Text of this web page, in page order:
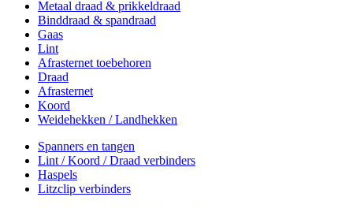
Metaal draad & prikkeldraad
Binddraad & spandraad
Gaas
Lint
Afrasternet toebehoren
Draad
Afrasternet
Koord
Weidehekken / Landhekken
Spanners en tangen
Lint / Koord / Draad verbinders
Haspels
Litzclip verbinders